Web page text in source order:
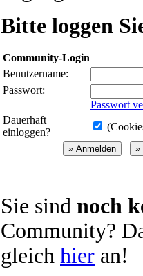
Bitte loggen
Community-Login
Benutzername:
Passwort:
Passwort
Dauerhaft
einloggen?
Sie sind noch
Community?
gleich hier an!